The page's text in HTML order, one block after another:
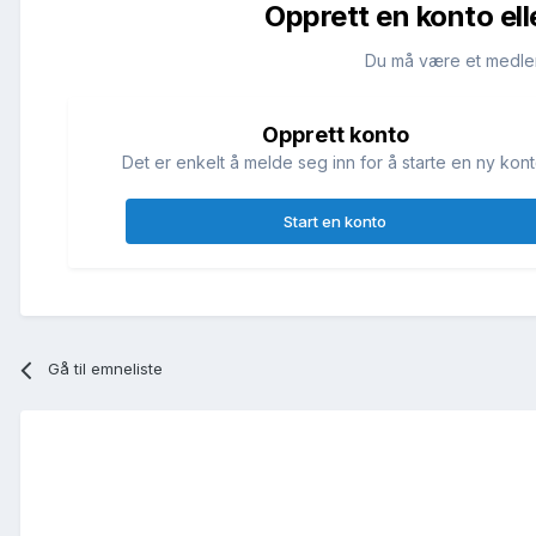
Opprett en konto
Du må være et
Opprett konto
Det er enkelt å melde seg inn for å starte en ny
Start en konto
Gå til emneliste